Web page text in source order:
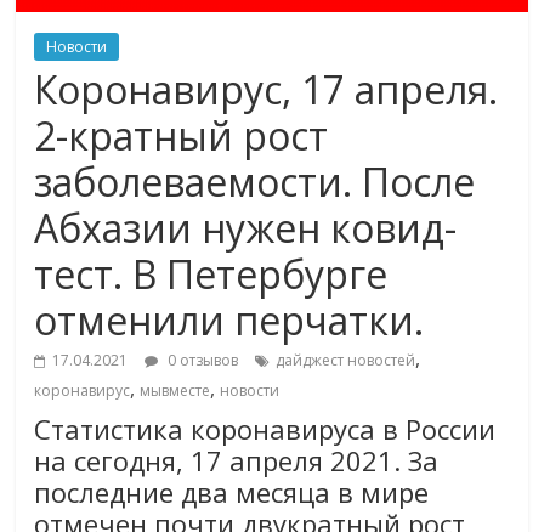
Новости
Коронавирус, 17 апреля.
2-кратный рост
заболеваемости. После
Абхазии нужен ковид-
тест. В Петербурге
отменили перчатки.
17.04.2021 0 отзывов дайджест новостей,
коронавирус, мывместе, новости
Статистика коронавируса в России
на сегодня, 17 апреля 2021. За
последние два месяца в мире
отмечен почти двукратный рост